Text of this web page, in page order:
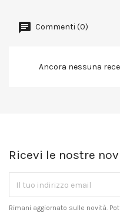
Commenti (0)
Ancora nessuna
Ricevi le nostre
Rimani aggiornato sulle novità.